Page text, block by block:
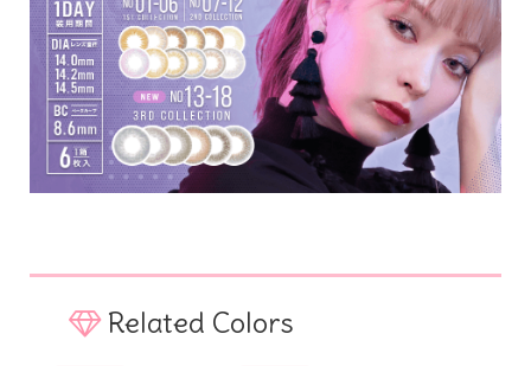
Related Colors